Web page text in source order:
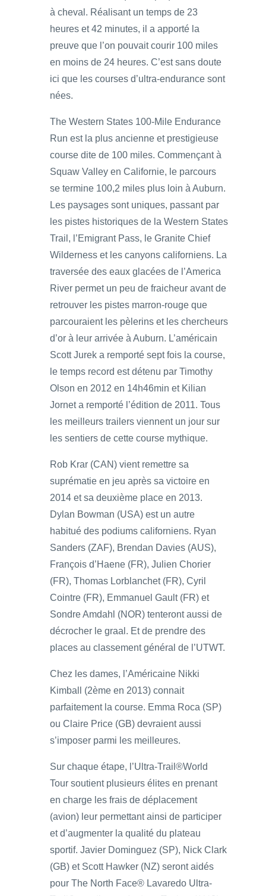
à cheval. Réalisant un temps de 23
heures et 42 minutes, il a apporté la
preuve que l’on pouvait courir 100 miles
en moins de 24 heures. C’est sans doute
ici que les courses d’ultra-endurance sont
nées.
The Western States 100-Mile Endurance
Run est la plus ancienne et prestigieuse
course dite de 100 miles. Commençant à
Squaw Valley en Californie, le parcours
se termine 100,2 miles plus loin à Auburn.
Les paysages sont uniques, passant par
les pistes historiques de la Western States
Trail, l’Emigrant Pass, le Granite Chief
Wilderness et les canyons californiens. La
traversée des eaux glacées de l’America
River permet un peu de fraicheur avant de
retrouver les pistes marron-rouge que
parcouraient les pèlerins et les chercheurs
d’or à leur arrivée à Auburn. L’américain
Scott Jurek a remporté sept fois la course,
le temps record est détenu par Timothy
Olson en 2012 en 14h46min et Kilian
Jornet a remporté l’édition de 2011. Tous
les meilleurs trailers viennent un jour sur
les sentiers de cette course mythique.
Rob Krar (CAN) vient remettre sa
suprématie en jeu après sa victoire en
2014 et sa deuxième place en 2013.
Dylan Bowman (USA) est un autre
habitué des podiums californiens. Ryan
Sanders (ZAF), Brendan Davies (AUS),
François d’Haene (FR), Julien Chorier
(FR), Thomas Lorblanchet (FR), Cyril
Cointre (FR), Emmanuel Gault (FR) et
Sondre Amdahl (NOR) tenteront aussi de
décrocher le graal. Et de prendre des
places au classement général de l’UTWT.
Chez les dames, l’Américaine Nikki
Kimball (2ème en 2013) connait
parfaitement la course. Emma Roca (SP)
ou Claire Price (GB) devraient aussi
s’imposer parmi les meilleures.
Sur chaque étape, l’Ultra-Trail®World
Tour soutient plusieurs élites en prenant
en charge les frais de déplacement
(avion) leur permettant ainsi de participer
et d’augmenter la qualité du plateau
sportif. Javier Dominguez (SP), Nick Clark
(GB) et Scott Hawker (NZ) seront aidés
pour The North Face® Lavaredo Ultra-